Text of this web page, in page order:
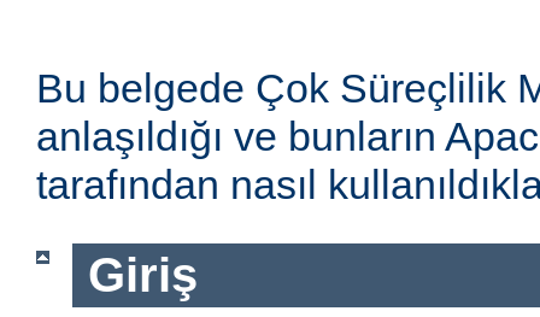
Bu belgede Çok Süreçlilik
anlaşıldığı ve bunların
tarafından nasıl
Giriş